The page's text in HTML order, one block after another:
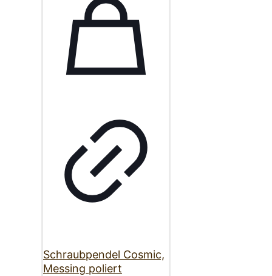
Schraubpendel Cosmic,
Messing poliert